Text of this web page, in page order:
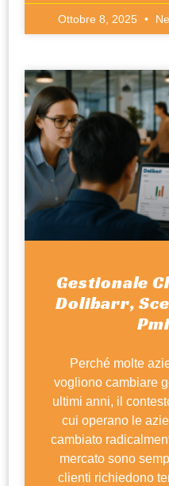
Ottobre 8, 2025
Gestionale
Dolibarr,
Pmi
Perché molte
vogliono cambiare
ultimi anni, il
cui operano le
cambiato
mercato sono
clienti richiedono